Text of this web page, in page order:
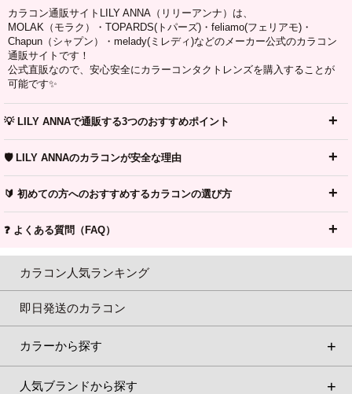
カラコン通販サイトLILY ANNA（リリーアンナ）は、
MOLAK（モラク）・TOPARDS(トパーズ)・feliamo(フェリアモ)・
Chapun（シャプン）・melady(ミレディ)などのメーカー公式のカラコン
通販サイトです！
公式直販なので、安心安全にカラーコンタクトレンズを購入することが
可能です✨
💡 LILY ANNAで通販する3つのおすすめポイント
🛡️ LILY ANNAのカラコンが安全な理由
🔰 初めての方へのおすすめするカラコンの選び方
❓ よくある質問（FAQ）
カラコン人気ランキング
即日発送のカラコン
カラーから探す
人気ブランドから探す